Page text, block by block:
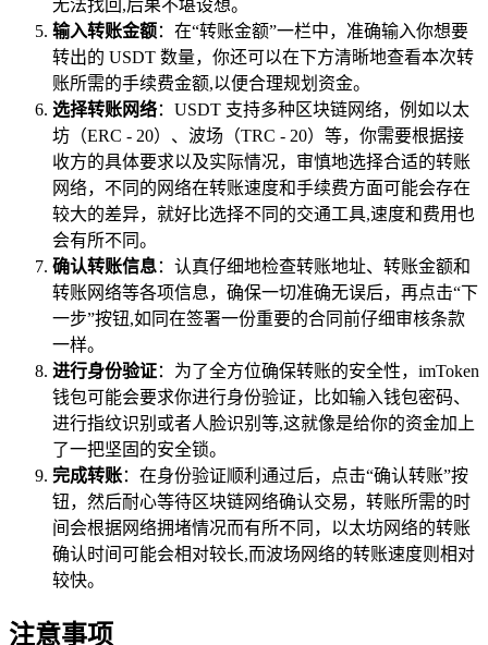
无法找回,后果不堪设想。
输入转账金额：在“转账金额”一栏中，准确输入你想要
转出的 USDT 数量，你还可以在下方清晰地查看本次转
账所需的手续费金额,以便合理规划资金。
选择转账网络：USDT 支持多种区块链网络，例如以太
坊（ERC - 20）、波场（TRC - 20）等，你需要根据接
收方的具体要求以及实际情况，审慎地选择合适的转账
网络，不同的网络在转账速度和手续费方面可能会存在
较大的差异，就好比选择不同的交通工具,速度和费用也
会有所不同。
确认转账信息：认真仔细地检查转账地址、转账金额和
转账网络等各项信息，确保一切准确无误后，再点击“下
一步”按钮,如同在签署一份重要的合同前仔细审核条款
一样。
进行身份验证：为了全方位确保转账的安全性，imToken
钱包可能会要求你进行身份验证，比如输入钱包密码、
进行指纹识别或者人脸识别等,这就像是给你的资金加上
了一把坚固的安全锁。
完成转账：在身份验证顺利通过后，点击“确认转账”按
钮，然后耐心等待区块链网络确认交易，转账所需的时
间会根据网络拥堵情况而有所不同，以太坊网络的转账
确认时间可能会相对较长,而波场网络的转账速度则相对
较快。
注意事项